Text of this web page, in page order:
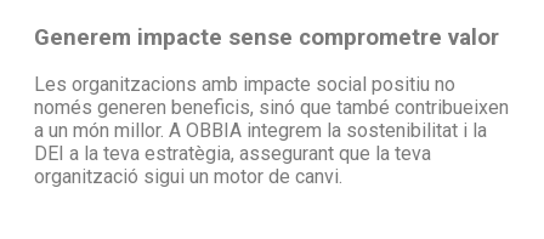
Generem impacte sense comprometre valor
Les organitzacions amb impacte social positiu no
només generen beneficis, sinó que també contribueixen
a un món millor. A OBBIA integrem la sostenibilitat i la
DEI a la teva estratègia, assegurant que la teva
organització sigui un motor de canvi.